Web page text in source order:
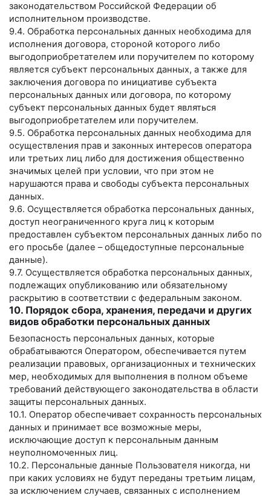
законодательством Российской Федерации об
исполнительном производстве.
9.4. Обработка персональных данных необходима для
исполнения договора, стороной которого либо
выгодоприобретателем или поручителем по которому
является субъект персональных данных, а также для
заключения договора по инициативе субъекта
персональных данных или договора, по которому
субъект персональных данных будет являться
выгодоприобретателем или поручителем.
9.5. Обработка персональных данных необходима для
осуществления прав и законных интересов оператора
или третьих лиц либо для достижения общественно
значимых целей при условии, что при этом не
нарушаются права и свободы субъекта персональных
данных.
9.6. Осуществляется обработка персональных данных,
доступ неограниченного круга лиц к которым
предоставлен субъектом персональных данных либо по
его просьбе (далее – общедоступные персональные
данные).
9.7. Осуществляется обработка персональных данных,
подлежащих опубликованию или обязательному
раскрытию в соответствии с федеральным законом.
10. Порядок сбора, хранения, передачи и других
видов обработки персональных данных
Безопасность персональных данных, которые
обрабатываются Оператором, обеспечивается путем
реализации правовых, организационных и технических
мер, необходимых для выполнения в полном объеме
требований действующего законодательства в области
защиты персональных данных.
10.1. Оператор обеспечивает сохранность персональных
данных и принимает все возможные меры,
исключающие доступ к персональным данным
неуполномоченных лиц.
10.2. Персональные данные Пользователя никогда, ни
при каких условиях не будут переданы третьим лицам,
за исключением случаев, связанных с исполнением